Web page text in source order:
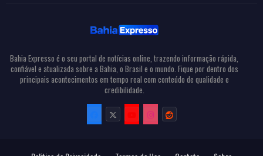
Bahia Expresso é o seu portal de notícias online, trazendo informação rápida,
confiável e atualizada sobre a Bahia, o Brasil e o mundo. Fique por dentro dos
principais acontecimentos em tempo real com conteúdo de qualidade e
credibilidade.